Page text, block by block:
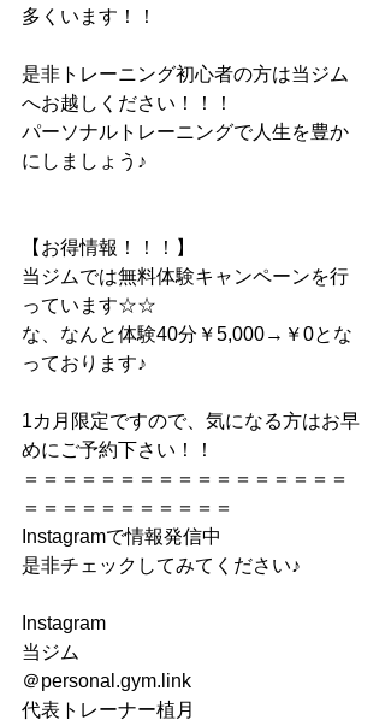
多くいます！！
是非トレーニング初心者の方は当ジム
へお越しください！！！
パーソナルトレーニングで人生を豊か
にしましょう♪
【お得情報！！！】
当ジムでは無料体験キャンペーンを行
っています☆☆
な、なんと体験40分￥5,000→￥0とな
っております♪
1カ月限定ですので、気になる方はお早
めにご予約下さい！！
＝＝＝＝＝＝＝＝＝＝＝＝＝＝＝＝＝
＝＝＝＝＝＝＝＝＝＝＝
Instagramで情報発信中
是非チェックしてみてください♪
Instagram
当ジム
＠personal.gym.link
代表トレーナー植月